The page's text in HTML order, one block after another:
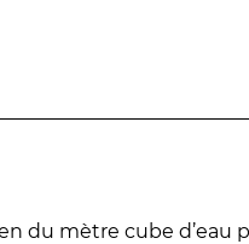
du mètre cube d’eau